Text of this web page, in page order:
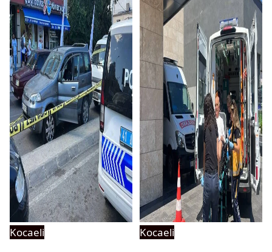
Kocaeli
Kocaeli